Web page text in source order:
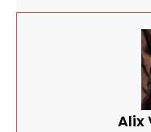
Alix